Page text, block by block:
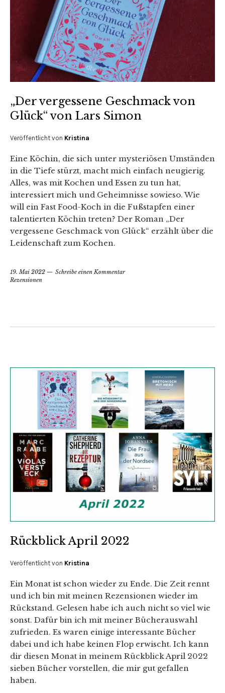
„Der vergessene Geschmack von
Glück“ von Lars Simon
Veröffentlicht von Kristina
Eine Köchin, die sich unter mysteriösen Umständen
in die Tiefe stürzt, macht mich einfach neugierig.
Alles, was mit Kochen und Essen zu tun hat,
interessiert mich und Geheimnisse sowieso. Wie
will ein Fast Food-Koch in die Fußstapfen einer
talentierten Köchin treten? Der Roman „Der
vergessene Geschmack von Glück“ erzählt über die
Leidenschaft zum Kochen.
19. Mai 2022
Schreibe einen Kommentar
Rezensionen
Rückblick April 2022
Veröffentlicht von Kristina
Ein Monat ist schon wieder zu Ende. Die Zeit rennt
und ich bin mit meinen Rezensionen wieder im
Rückstand. Gelesen habe ich auch nicht so viel wie
sonst. Dafür bin ich mit meiner Bücherauswahl
zufrieden. Es waren einige interessante Bücher
dabei und ich habe keinen Flop erwischt. Ich kann
dir diesen Monat in meinem Rückblick April 2022
sieben Bücher vorstellen, die mir gut gefallen
haben.